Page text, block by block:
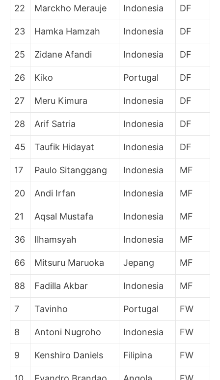
22 Marckho Merauje Indonesia DF
23 Hamka Hamzah Indonesia DF
25 Zidane Afandi Indonesia DF
26 Kiko Portugal DF
27 Meru Kimura Indonesia DF
28 Arif Satria Indonesia DF
45 Taufik Hidayat Indonesia DF
17 Paulo Sitanggang Indonesia MF
20 Andi Irfan Indonesia MF
21 Aqsal Mustafa Indonesia MF
36 Ilhamsyah Indonesia MF
66 Mitsuru Maruoka Jepang MF
88 Fadilla Akbar Indonesia MF
7 Tavinho Portugal FW
8 Antoni Nugroho Indonesia FW
9 Kenshiro Daniels Filipina FW